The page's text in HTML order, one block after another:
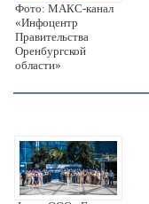
Фото: МАКС-канал
«Инфоцентр
Правительства
Оренбургской
области»